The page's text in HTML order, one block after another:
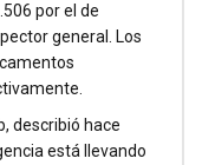
por el de
general. Los
describió hace
está llevando